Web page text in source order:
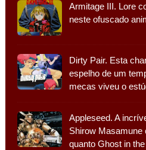
Armitage III. Lore
neste ofuscado
Dirty Pair. Esta
espelho de um
mecas viveu o
Appleseed. A
Shirow Masamune
quanto Ghost in